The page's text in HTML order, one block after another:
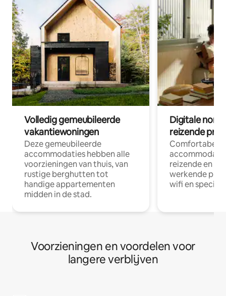
Volledig gemeubileerde
vakantiewoningen
Deze gemeubileerde
accommodaties hebben alle
voorzieningen van thuis, van
rustige berghutten tot
handige appartementen
midden in de stad.
Digitale
reizende
Comfortabele
reizende en
werkende
wifi en
Voorzieningen en voordelen voor
langere verblijven